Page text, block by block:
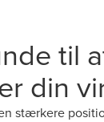
til
din
stærkere